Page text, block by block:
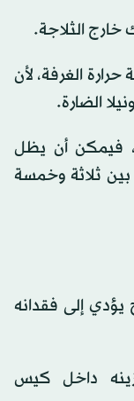
خارج الثلاجة.
الغرفة، لأن
الضارة.
فيمكن أن يظل
بين ثلاثة وخمسة
إلى فقدانه
داخل كيس